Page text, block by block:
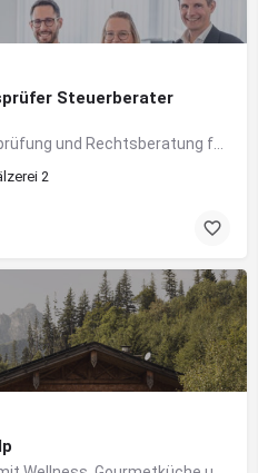
Steuerberater
2